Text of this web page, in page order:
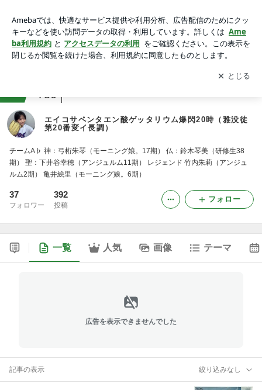
変イ長調）アプリをダウンロードして ブログの更新通知
を受け取りまし
ょう。
開く
750
エイコサペンタエン酸ゲッタリウム爆閃20時（雅没徒
第20番変イ長調）
チームA♭ 神：弓桁朱琴（モーニング娘。17期） 仏：鈴木琴美（研修生38
期） 聖：下井谷幸穂（アンジュルム11期） レジェンド 竹内朱莉（アンジュ
ルム2期） 亀井絵里（モーニング娘。6期）
37
フォロワー
392
投稿
フォロー
一覧 人気 画像 テーマ
広告を表示できませんでした
記事の表示 絞り込みなし